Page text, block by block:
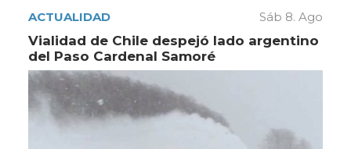
ACTUALIDAD Sáb 8. Ago
Vialidad de Chile despejó lado argentino
del Paso Cardenal Samoré